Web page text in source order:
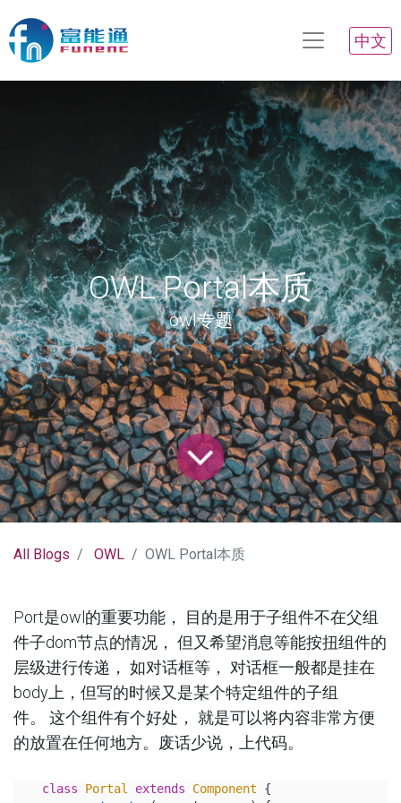
中文
OWL Portal本质
owl专题
All Blogs OWL OWL Portal本质
Port是owl的重要功能， 目的是用于子组件不在父组
件子dom节点的情况， 但又希望消息等能按扭组件的
层级进行传递， 如对话框等， 对话框一般都是挂在
body上，但写的时候又是某个特定组件的子组
件。 这个组件有个好处， 就是可以将内容非常方便
的放置在任何地方。废话少说，上代码。
class Portal extends Component {